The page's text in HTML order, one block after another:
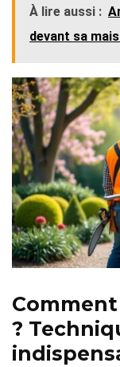
À lire aussi :
devant sa
?